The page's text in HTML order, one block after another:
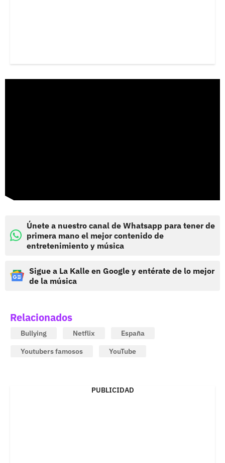
Únete a nuestro canal de Whatsapp para tener de
primera mano el mejor contenido de
entretenimiento y música
Sigue a La Kalle en Google y entérate de lo mejor
de la música
Relacionados
Bullying Netflix
España
Youtubers famosos
YouTube
PUBLICIDAD